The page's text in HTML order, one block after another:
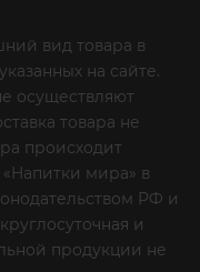
от 25.10.2013
настранице